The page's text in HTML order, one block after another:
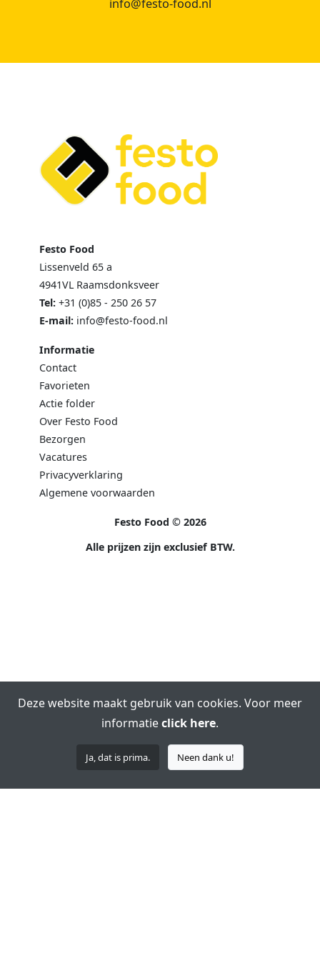
info@festo-food.nl
Festo Food
Lissenveld 65 a
4941VL Raamsdonksveer
Tel: +31 (0)85 - 250 26 57
E-mail: info@festo-food.nl
Informatie
Contact
Favorieten
Actie folder
Over Festo Food
Bezorgen
Vacatures
Privacyverklaring
Algemene voorwaarden
Festo Food © 2026
Alle prijzen zijn exclusief BTW.
Deze website maakt gebruik van cookies. Voor meer
informatieclick here.
Ja, dat is prima. Neen dank u!